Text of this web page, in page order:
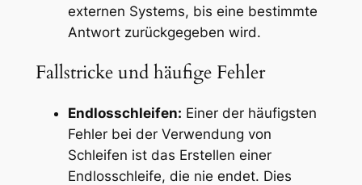
externen Systems, bis eine bestimmte
Antwort zurückgegeben wird.
Fallstricke und häufige Fehler
Endlosschleifen: Einer der häufigsten
Fehler bei der Verwendung von
Schleifen ist das Erstellen einer
Endlosschleife, die nie endet. Dies